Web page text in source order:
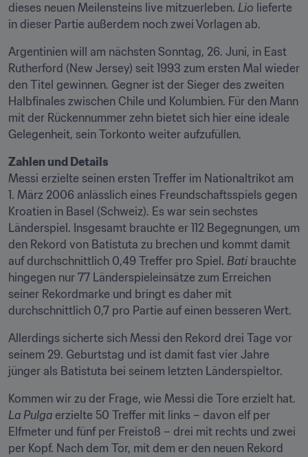
dieses neuen Meilensteins live mitzuerleben. Lio lieferte
in dieser Partie außerdem noch zwei Vorlagen ab.
Argentinien will am nächsten Sonntag, 26. Juni, in East
Rutherford (New Jersey) seit 1993 zum ersten Mal wieder
den Titel gewinnen. Gegner ist der Sieger des zweiten
Halbfinales zwischen Chile und Kolumbien. Für den Mann
mit der Rückennummer zehn bietet sich hier eine ideale
Gelegenheit, sein Torkonto weiter aufzufüllen.
Zahlen und Details
Messi erzielte seinen ersten Treffer im Nationaltrikot am
1. März 2006 anlässlich eines Freundschaftsspiels gegen
Kroatien in Basel (Schweiz). Es war sein sechstes
Länderspiel. Insgesamt brauchte er 112 Begegnungen, um
den Rekord von Batistuta zu brechen und kommt damit
auf durchschnittlich 0,49 Treffer pro Spiel. Bati brauchte
hingegen nur 77 Länderspieleinsätze zum Erreichen
seiner Rekordmarke und bringt es daher mit
durchschnittlich 0,7 pro Partie auf einen besseren Wert.
Allerdings sicherte sich Messi den Rekord drei Tage vor
seinem 29. Geburtstag und ist damit fast vier Jahre
jünger als Batistuta bei seinem letzten Länderspieltor.
La Pulga erzielte 50 Treffer mit links – davon elf per
Elfmeter und fünf per Freistoß – drei mit rechts und zwei
per Kopf. Nach dem Tor, mit dem er den neuen Rekord